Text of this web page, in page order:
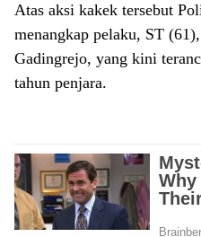
Atas aksi kakek tersebut
menangkap pelaku, ST
Gadingrejo, yang kini
tahun penjara.